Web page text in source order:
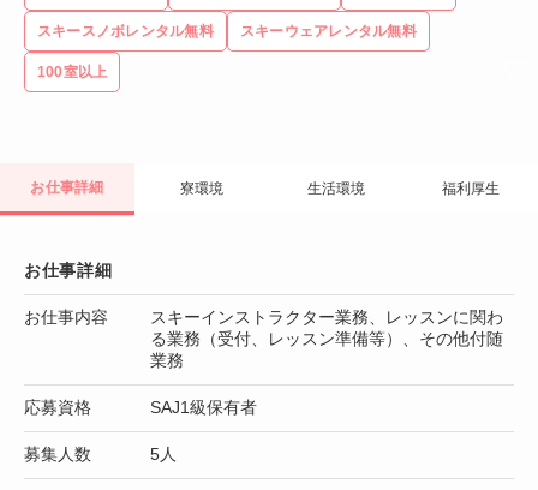
スキースノボレンタル無料 スキーウェアレンタル無料
100室以上
お仕事詳細 寮環境 生活環境 福利厚生
お仕事詳細
お仕事内容
スキーインストラクター業務、レッスンに関わ
る業務（受付、レッスン準備等）、その他付随
業務
応募資格 SAJ1級保有者
募集人数 5人